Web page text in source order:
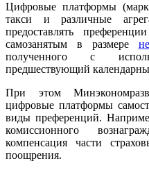
Цифровые платформы
такси и различные
предоставлять
самозанятым в размере
полученного с
предшествующий
При этом
цифровые платформы
виды преференций.
комиссионного
компенсация части
поощрения.